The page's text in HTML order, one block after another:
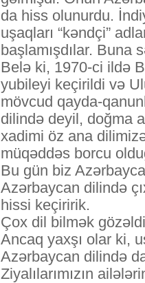
da hiss olunurdu.
uşaqları “kəndçi”
başlamışdılar. Buna
Belə ki, 1970-ci ildə
yubileyi keçirildi və
mövcud qayda-
dilində deyil, doğma
xadimi öz ana
müqəddəs borcu
Bu gün biz
Azərbaycan dilində
hissi keçiririk.
Çox dil bilmək
Ancaq yaxşı olar ki,
Azərbaycan dilində
Ziyalılarımızın